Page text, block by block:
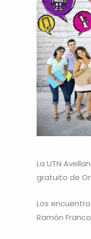
La UTN
gratuito de
Los
Ramón